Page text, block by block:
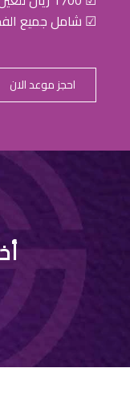
☑ شامل جميع
احجز موعد الان